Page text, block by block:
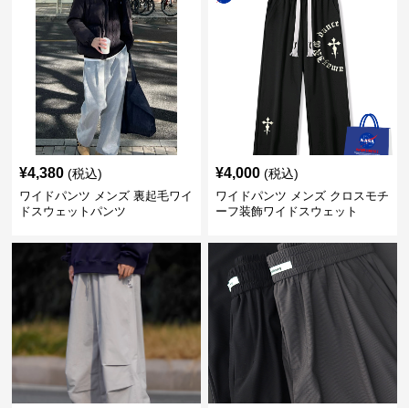
¥4,380 (税込)
ワイドパンツ メンズ 裏起毛ワイ
ドスウェットパンツ
¥4,000 (税込)
ワイドパンツ メンズ クロスモチ
ーフ装飾ワイドスウェット